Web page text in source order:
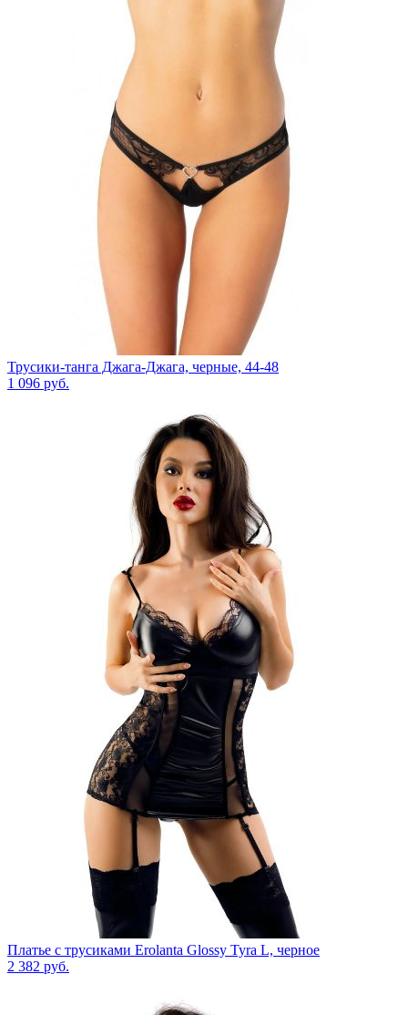
Трусики-танга Джага-Джага, черные, 44-48
1 096 руб.
Платье с трусиками Erolanta Glossy Tyra L, черное
2 382 руб.